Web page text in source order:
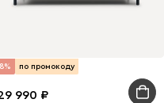
по промокоду
990